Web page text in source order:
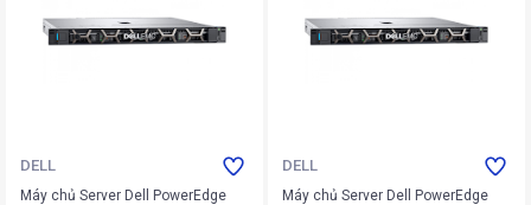
DELL
Máy chủ Server Dell PowerEdge
DELL
Máy chủ Server Dell PowerEdge